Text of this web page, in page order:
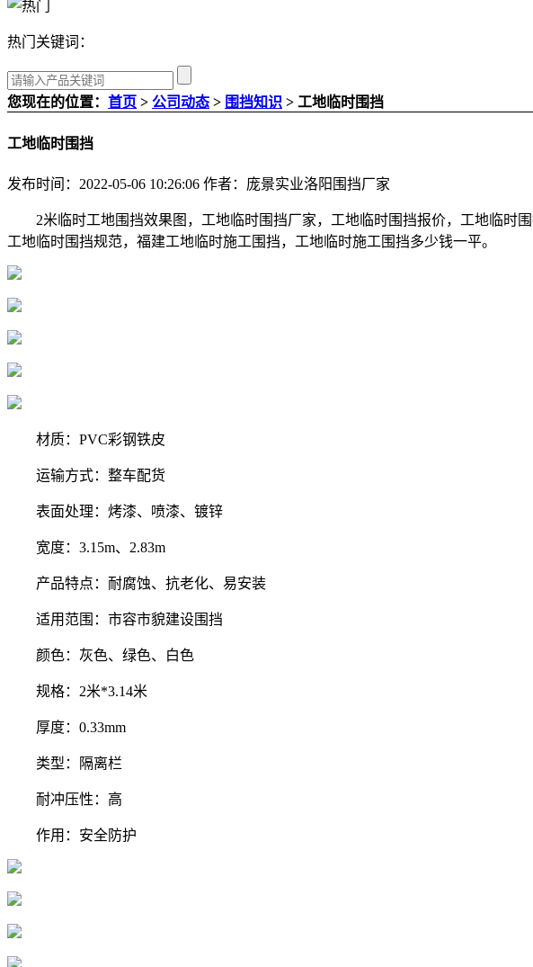
热门关键词：
您现在的位置： 首页 > 公司动态 > 围挡知识 > 工地临时围挡
工地临时围挡
发布时间：2022-05-06 10:26:06 作者：庞景实业洛阳围挡厂家
2米临时工地围挡效果图，工地临时围挡厂家，工地临时围挡报价，工地临时
工地临时围挡规范，福建工地临时施工围挡，工地临时施工围挡多少钱一平。
材质：PVC彩钢铁皮
运输方式：整车配货
表面处理：烤漆、喷漆、镀锌
宽度：3.15m、2.83m
产品特点：耐腐蚀、抗老化、易安装
适用范围：市容市貌建设围挡
颜色：灰色、绿色、白色
规格：2米*3.14米
厚度：0.33mm
类型：隔离栏
耐冲压性：高
作用：安全防护